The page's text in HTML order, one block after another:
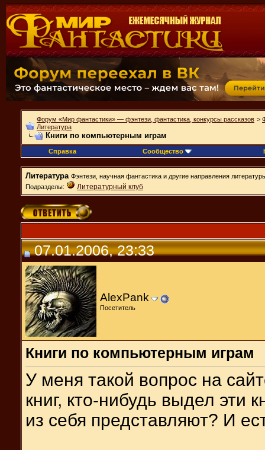
Форум «Мир фантастики» — фэнтези, фантастика, конкурсы рассказов >
Литература
Книги по компьютерным играм
Справка Сообщество
Литература Фэнтези, научная фантастика и другие направления
Подразделы:
Литературный клуб
07.01.2006, 23:33
AlexPank
Посетитель
Книги по компьютерным играм
У меня такой вопрос на
книг, кто-нибудь выдел эти
из себя представляют? И